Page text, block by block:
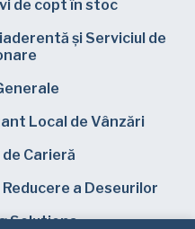
de copt în stoc
și Serviciul de
Local de Vânzări
Carieră
a Deseurilor
Solutions